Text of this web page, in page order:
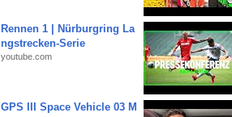
Rennen 1 | Nürburgring La
ngstrecken-Serie
youtube.com
GPS III Space Vehicle 03 M